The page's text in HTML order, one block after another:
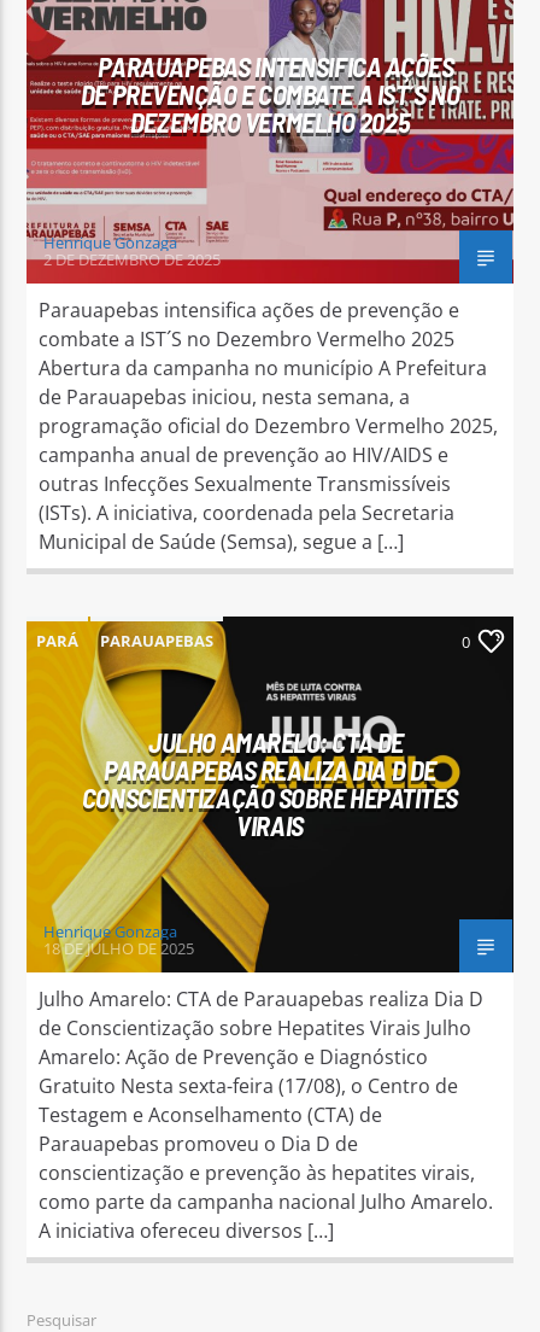
Arara Azul FM
PARAUAPEBAS INTENSIFICA AÇÕES
DE PREVENÇÃO E COMBATE A IST´S NO
DEZEMBRO VERMELHO 2025
Henrique Gonzaga
2 DE DEZEMBRO DE 2025
Parauapebas intensifica ações de prevenção e
combate a IST´S no Dezembro Vermelho 2025
Abertura da campanha no município A Prefeitura
de Parauapebas iniciou, nesta semana, a
programação oficial do Dezembro Vermelho 2025,
campanha anual de prevenção ao HIV/AIDS e
outras Infecções Sexualmente Transmissíveis
(ISTs). A iniciativa, coordenada pela Secretaria
Municipal de Saúde (Semsa), segue a […]
PARÁ PARAUAPEBAS 0
JULHO AMARELO: CTA DE
PARAUAPEBAS REALIZA DIA D DE
CONSCIENTIZAÇÃO SOBRE HEPATITES
VIRAIS
Henrique Gonzaga
18 DE JULHO DE 2025
Julho Amarelo: CTA de Parauapebas realiza Dia D
de Conscientização sobre Hepatites Virais Julho
Amarelo: Ação de Prevenção e Diagnóstico
Gratuito Nesta sexta-feira (17/08), o Centro de
Testagem e Aconselhamento (CTA) de
Parauapebas promoveu o Dia D de
conscientização e prevenção às hepatites virais,
como parte da campanha nacional Julho Amarelo.
A iniciativa ofereceu diversos […]
Pesquisar